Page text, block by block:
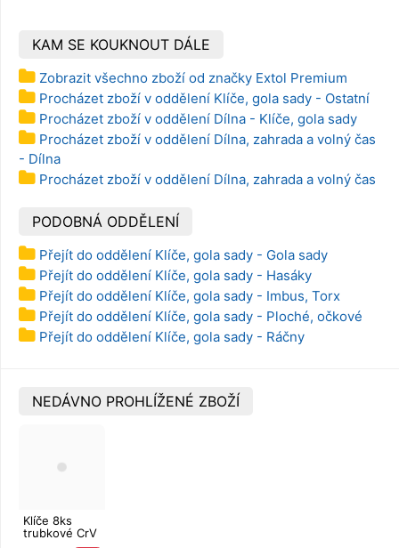
KAM SE KOUKNOUT DÁLE
Zobrazit všechno zboží od značky Extol Premium
Procházet zboží v oddělení Klíče, gola sady - Ostatní
Procházet zboží v oddělení Dílna - Klíče, gola sady
Procházet zboží v oddělení Dílna, zahrada a volný čas
- Dílna
Procházet zboží v oddělení Dílna, zahrada a volný čas
PODOBNÁ ODDĚLENÍ
Přejít do oddělení Klíče, gola sady - Gola sady
Přejít do oddělení Klíče, gola sady - Hasáky
Přejít do oddělení Klíče, gola sady - Imbus, Torx
Přejít do oddělení Klíče, gola sady - Ploché, očkové
Přejít do oddělení Klíče, gola sady - Ráčny
NEDÁVNO PROHLÍŽENÉ ZBOŽÍ
Klíče 8ks
trubkové CrV